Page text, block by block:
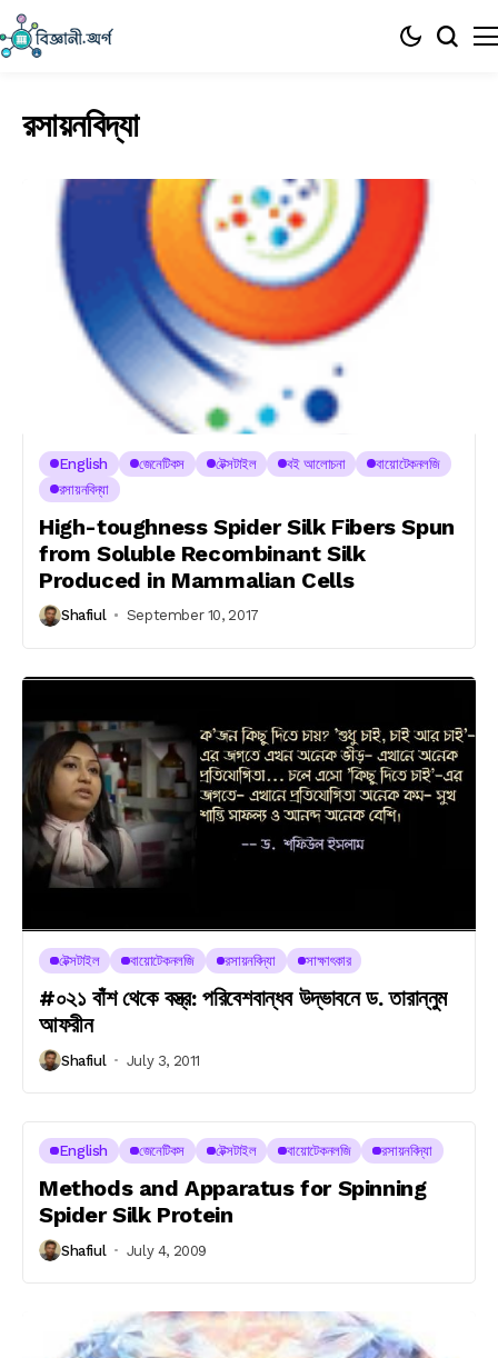
রসায়নবিদ্যা
English জেনেটিকস টেক্সটাইল বই আলোচনা
বায়োটেকনলজি
রসায়নবিদ্যা
High-toughness Spider Silk Fibers Spun
from Soluble Recombinant Silk
Produced in Mammalian Cells
Shafiul September 10, 2017
টেক্সটাইল বায়োটেকনলজি রসায়নবিদ্যা সাক্ষাৎকার
#০২১ বাঁশ থেকে বস্ত্র: পরিবেশবান্ধব উদ্ভাবনে ড. তারান্নুম
আফরীন
Shafiul July 3, 2011
English জেনেটিকস টেক্সটাইল বায়োটেকনলজি রসায়নবিদ্যা
Methods and Apparatus for Spinning
Spider Silk Protein
Shafiul July 4, 2009